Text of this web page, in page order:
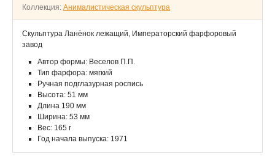
Коллекция: Анималистическая скульптура
Скульптура Ланёнок лежащий, Императорский фарфоровый
завод
Автор формы: Веселов П.П.
Тип фарфора: мягкий
Ручная подглазурная роспись
Высота: 51 мм
Длина 190 мм
Ширина: 53 мм
Вес: 165 г
Год начала выпуска: 1971